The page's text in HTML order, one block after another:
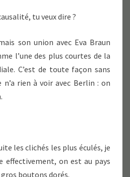
tu veux dire ?
son union avec Eva Braun
l’une des plus courtes de la
C’est de toute façon sans
rien à voir avec Berlin : on
les clichés les plus éculés, je
effectivement, on est au pays
boutons dorés.